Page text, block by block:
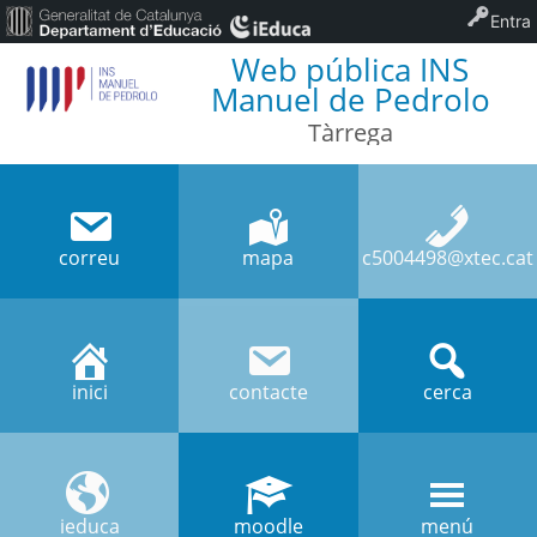
Web pública INS
Manuel de Pedrolo
Tàrrega
correu mapa c5004498@xtec.cat
inici contacte cerca
ieduca moodle menú
Entra